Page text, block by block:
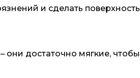
и сделать поверхность
достаточно мягкие, чтобы